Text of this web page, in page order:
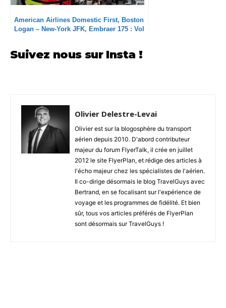
American Airlines Domestic First, Boston
Logan – New-York JFK, Embraer 175 : Vol
Suivez nous sur Insta !
Olivier Delestre-Levai
Olivier est sur la blogosphère du transport
aérien depuis 2010. D'abord contributeur
majeur du forum FlyerTalk, il crée en juillet
2012 le site FlyerPlan, et rédige des articles à
l'écho majeur chez les spécialistes de l'aérien.
Il co-dirige désormais le blog TravelGuys avec
Bertrand, en se focalisant sur l'expérience de
voyage et les programmes de fidélité. Et bien
sûr, tous vos articles préférés de FlyerPlan
sont désormais sur TravelGuys !